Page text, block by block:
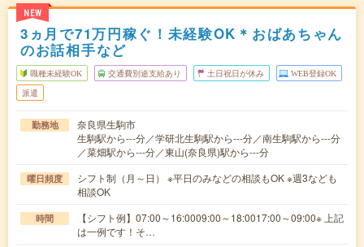
NEW
3ヵ月で71万円稼ぐ！未経験OK＊おばあちゃん
のお話相手など
職種未経験OK 交通費別途支給あり 土日祝日が休み WEB登録OK
派遣
勤務地
奈良県生駒市
生駒駅から---分／学研北生駒駅から---分／南生駒駅から---分
／菜畑駅から---分／東山(奈良県)駅から---分
曜日頻度
シフト制（月～日） ※平日のみなどの相談もOK ※週3なども
相談OK
時間
【シフト例】07:00～16:0009:00～18:0017:00～09:00※ 上記
は一例です！そ…